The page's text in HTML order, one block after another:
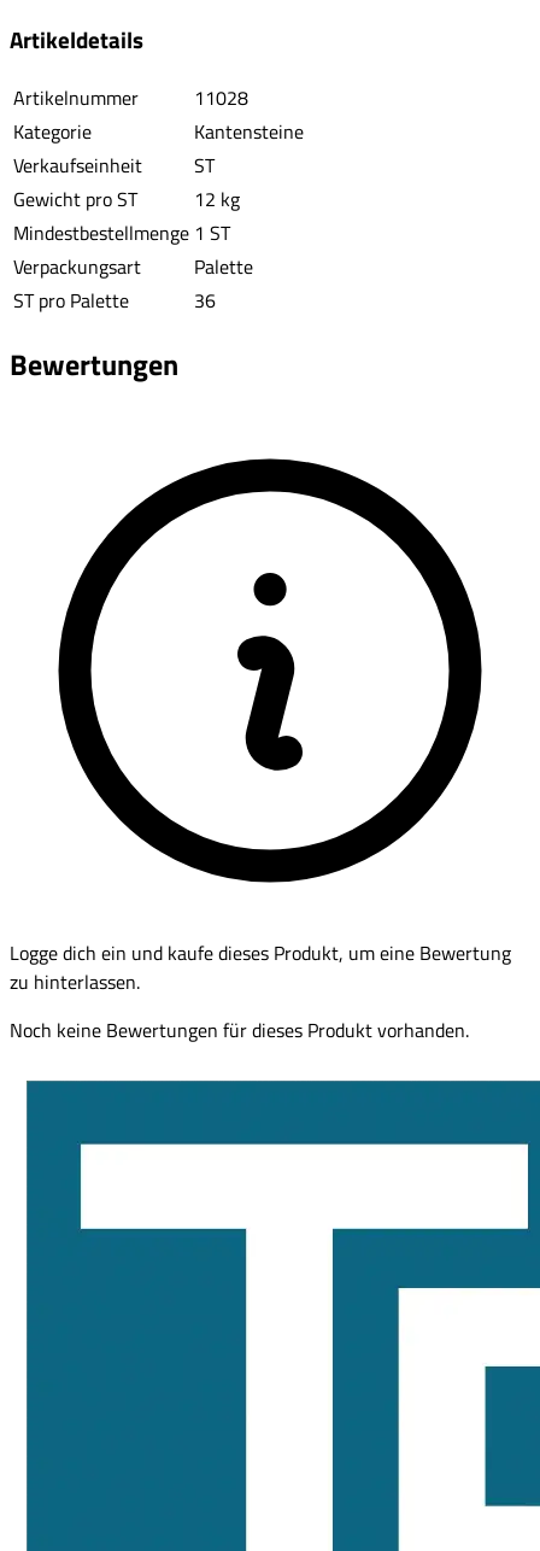
Artikeldetails
Artikelnummer
11028
Kategorie
Kantensteine
Verkaufseinheit
ST
Gewicht pro ST
12 kg
Mindestbestellmenge 1 ST
Verpackungsart
Palette
ST pro Palette
36
Bewertungen
Logge dich ein und kaufe dieses Produkt, um eine Bewertung
zu hinterlassen.
Noch keine Bewertungen für dieses Produkt vorhanden.